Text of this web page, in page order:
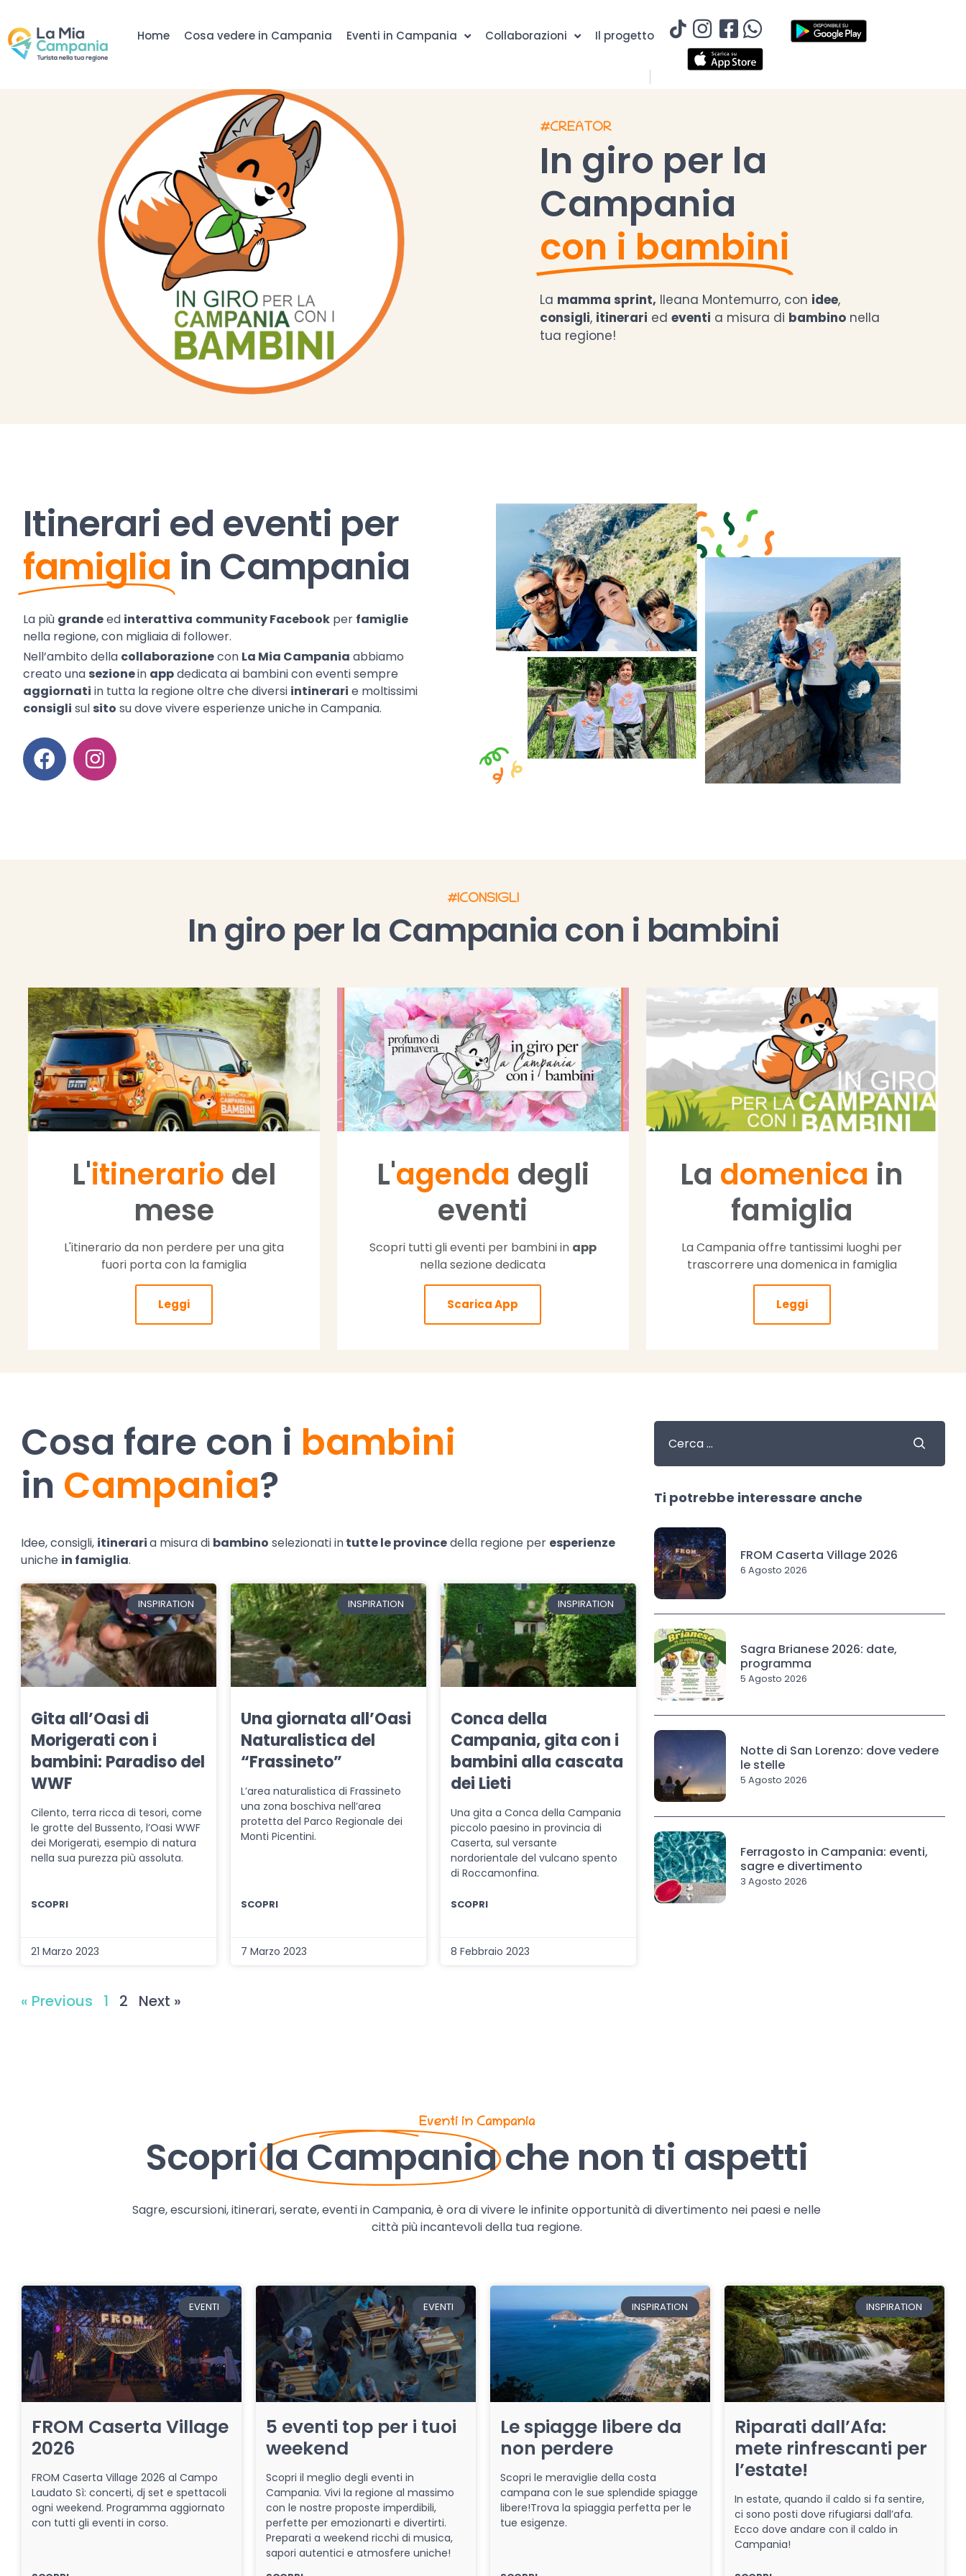
Home Cosa vedere in Campania Eventi in Campania Collaborazioni Il progetto
#CREATOR
In giro per la
Campania
con i bambini
La mamma sprint, Ileana Montemurro, con idee,
consigli, itinerari edeventi a misura di bambino nella
tua regione!
Itinerari ed eventi per
famiglia in Campania
La più grandeed interattiva community Facebook per famiglie
nella regione, con migliaia di follower.
Nell’ambito della collaborazionecon La Mia Campania abbiamo
creato una sezionein appdedicata ai bambini con eventi sempre
aggiornati in tutta la regione oltre che diversi intinerari e moltissimi
consigli sul sito su dove vivere esperienze uniche in Campania.
#ICONSIGLI
In giro per la Campania con i bambini
L'itinerario del
mese
L'itinerario da non perdere per una gita
fuori porta con la famiglia
Leggi
L'agenda degli
eventi
Scopri tutti gli eventi per bambini in app
nella sezione dedicata
Scarica App
La domenica in
famiglia
La Campania offre tantissimi luoghi per
trascorrere una domenica in famiglia
Leggi
Cosa fare con i bambini
in Campania?
Idee, consigli, itineraria misura di bambino selezionati intutte le provincedella regione per esperienze
uniche in famiglia.
INSPIRATION
Gita all’Oasi di
Morigerati con i
bambini: Paradiso del
WWF
Cilento, terra ricca di tesori, come
le grotte del Bussento, l’Oasi WWF
dei Morigerati, esempio di natura
nella sua purezza più assoluta.
SCOPRI
21 Marzo 2023
INSPIRATION
Una giornata all’Oasi
Naturalistica del
“Frassineto”
L’area naturalistica di Frassineto
una zona boschiva nell’area
protetta del Parco Regionale dei
Monti Picentini.
SCOPRI
7 Marzo 2023
INSPIRATION
Conca della
Campania, gita con i
bambini alla cascata
dei Lieti
Una gita a Conca della Campania
piccolo paesino in provincia di
Caserta, sul versante
nordorientale del vulcano spento
di Roccamonfina.
SCOPRI
8 Febbraio 2023
« Previous 1 2 Next »
Ti potrebbe interessare anche
FROM Caserta Village 2026
6 Agosto 2026
Sagra Brianese 2026: date,
programma
5 Agosto 2026
Notte di San Lorenzo: dove vedere
le stelle
5 Agosto 2026
Ferragosto in Campania: eventi,
sagre e divertimento
3 Agosto 2026
Eventi in Campania
Scoprila Campaniache non ti aspetti
Sagre, escursioni, itinerari, serate, eventi in Campania, è ora di vivere le infinite opportunità di divertimento nei paesi e nelle
città più incantevoli della tua regione.
EVENTI
FROM Caserta Village
2026
FROM Caserta Village 2026 al Campo
Laudato Sì: concerti, dj set e spettacoli
ogni weekend. Programma aggiornato
con tutti gli eventi in corso.
EVENTI
5 eventi top per i tuoi
weekend
Scopri il meglio degli eventi in
Campania. Vivi la regione al massimo
con le nostre proposte imperdibili,
perfette per emozionarti e divertirti.
Preparati a weekend ricchi di musica,
sapori autentici e atmosfere uniche!
INSPIRATION
Le spiagge libere da
non perdere
Scopri le meraviglie della costa
campana con le sue splendide spiagge
libere!Trova la spiaggia perfetta per le
tue esigenze.
INSPIRATION
Riparati dall’Afa:
mete rinfrescanti per
l’estate!
In estate, quando il caldo si fa sentire,
ci sono posti dove rifugiarsi dall’afa.
Ecco dove andare con il caldo in
Campania!